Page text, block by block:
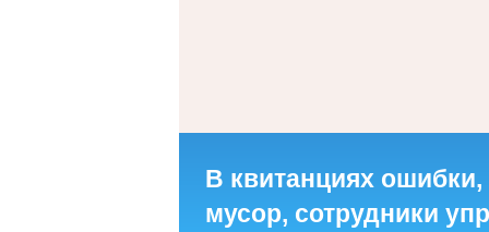
В квитанциях
мусор, сотрудники